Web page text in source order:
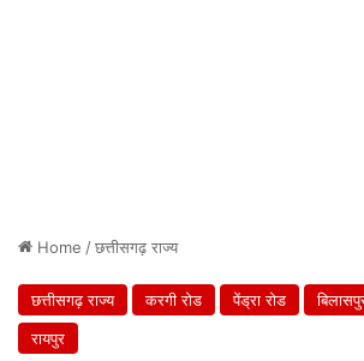
Home /छत्तीसगढ़ राज्य
छत्तीसगढ़ राज्य करगी रोड पेंड्रा रोड
रायपुर